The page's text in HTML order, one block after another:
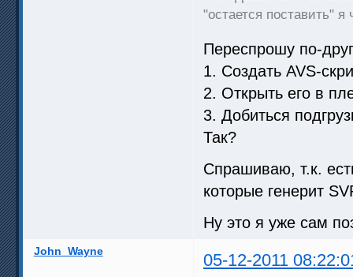
"остается поставить"
Переспрошу по-
1. Создать AVS-
2. Открыть его в
3. Добиться
Так?
Спрашиваю, т.к.
которые генерит
Ну это я уже сам
John_Wayne 05-12-2011